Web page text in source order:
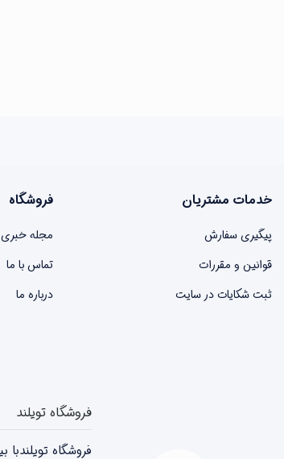
خدمات مشتریان
پیگیری سفارش
قوانین و مقررات
ثبت شکایات در سایت
فروشگاه
مجله خبری
تماس با ما
درباره ما
فروشگاه تویلند